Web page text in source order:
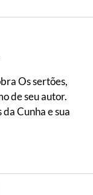
Os sertões,
de seu autor.
Cunha e sua